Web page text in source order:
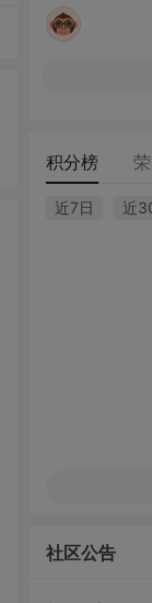
积分榜
近7日 近
社区公告